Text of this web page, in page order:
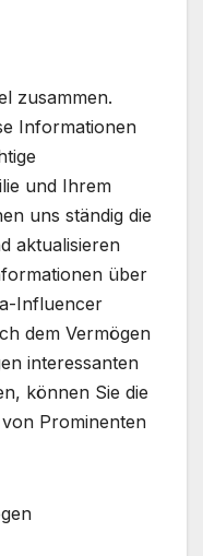
zusammen.
Informationen
und Ihrem
uns ständig die
aktualisieren
über
Influencer
dem Vermögen
interessanten
können Sie die
Prominenten